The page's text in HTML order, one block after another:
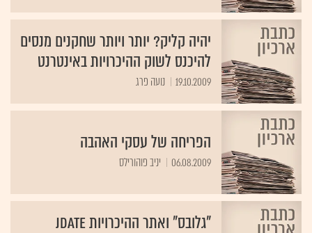
יהיה קליק? יותר ויותר שחקנים מנסים
להיכנס לשוק ההיכרויות באינטרנט
19.10.2009 נועה פרג
הפריחה של עסקי האהבה
06.08.2009 יניב פוהורילס
"גלובס" ואתר ההיכרויות JDate